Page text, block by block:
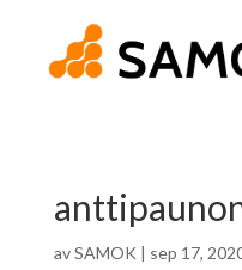
avSAMOK | sep 17,